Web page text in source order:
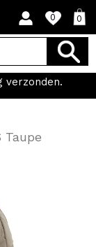
0 0
verzonden.
Taupe